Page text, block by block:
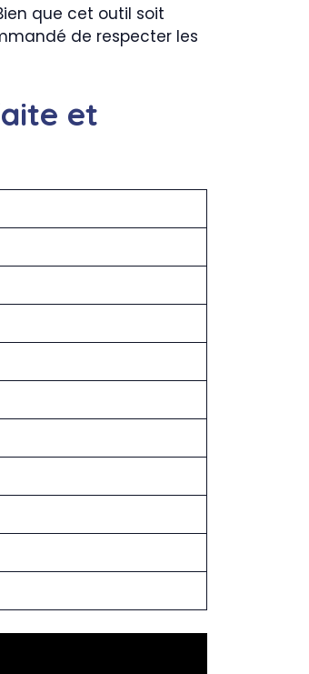
que cet outil soit
de respecter les
et